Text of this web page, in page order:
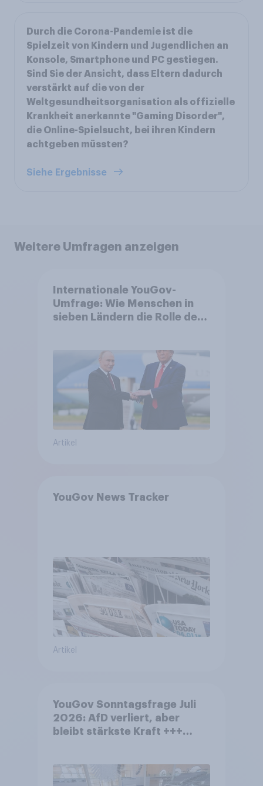
Durch die Corona-Pandemie ist die
Spielzeit von Kindern und Jugendlichen an
Konsole, Smartphone und PC gestiegen.
Sind Sie der Ansicht, dass Eltern dadurch
verstärkt auf die von der
Weltgesundheitsorganisation als offizielle
Krankheit anerkannte "Gaming Disorder",
die Online-Spielsucht, bei ihren Kindern
achtgeben müssten?
Siehe Ergebnisse
Weitere Umfragen anzeigen
Internationale YouGov-
Umfrage: Wie Menschen in
sieben Ländern die Rolle der
Bedrohungen und Bündnisse
bewerten
Artikel
YouGov News Tracker
Artikel
YouGov Sonntagsfrage Juli
2026: AfD verliert, aber
bleibt stärkste Kraft +++